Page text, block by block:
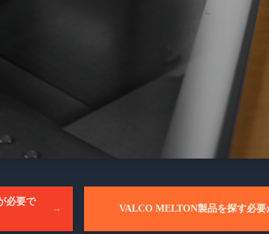
必要で
→ VALCO MELTON製品を探す必要